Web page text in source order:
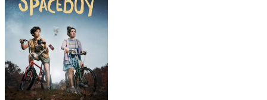
Spaceboy
Film
Forfatter:
Leverandør:
Norgesfilm AS
Lisens: